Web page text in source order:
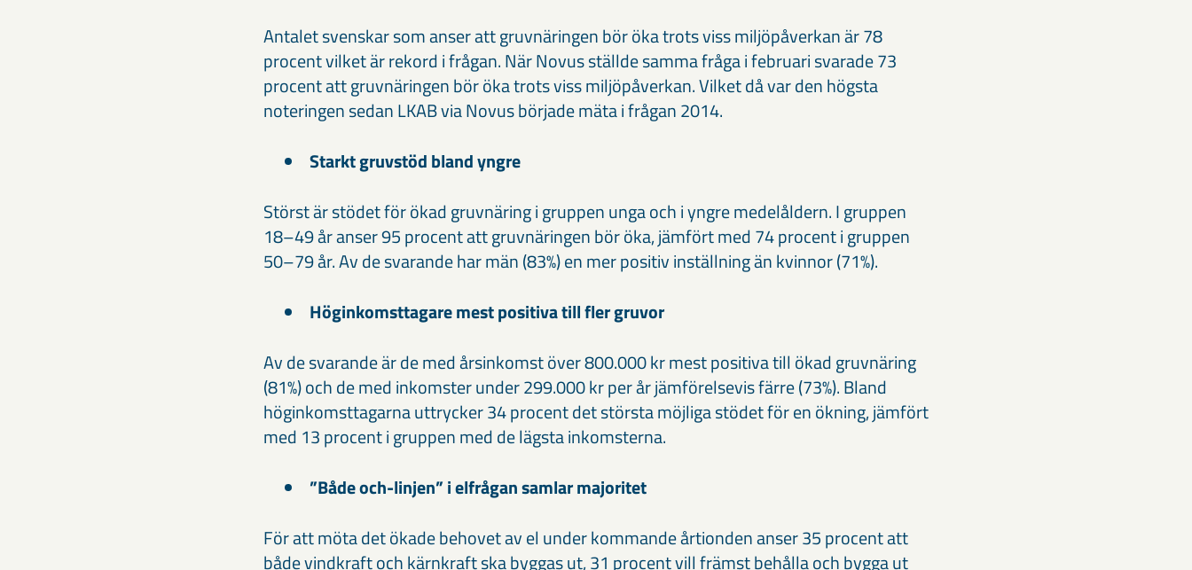
Antalet svenskar som anser att gruvnäringen bör öka trots viss miljöpåverkan är 78
procent vilket är rekord i frågan. När Novus ställde samma fråga i februari svarade 73
procent att gruvnäringen bör öka trots viss miljöpåverkan. Vilket då var den högsta
noteringen sedan LKAB via Novus började mäta i frågan 2014.
Starkt gruvstöd bland yngre
Störst är stödet för ökad gruvnäring i gruppen unga och i yngre medelåldern. I gruppen
18–49 år anser 95 procent att gruvnäringen bör öka, jämfört med 74 procent i gruppen
50–79 år. Av de svarande har män (83%) en mer positiv inställning än kvinnor (71%).
Höginkomsttagare mest positiva till fler gruvor
Av de svarande är de med årsinkomst över 800.000 kr mest positiva till ökad gruvnäring
(81%) och de med inkomster under 299.000 kr per år jämförelsevis färre (73%). Bland
höginkomsttagarna uttrycker 34 procent det största möjliga stödet för en ökning, jämfört
med 13 procent i gruppen med de lägsta inkomsterna.
”Både och-linjen” i elfrågan samlar majoritet
För att möta det ökade behovet av el under kommande årtionden anser 35 procent att
både vindkraft och kärnkraft ska byggas ut, 31 procent vill främst behålla och bygga ut